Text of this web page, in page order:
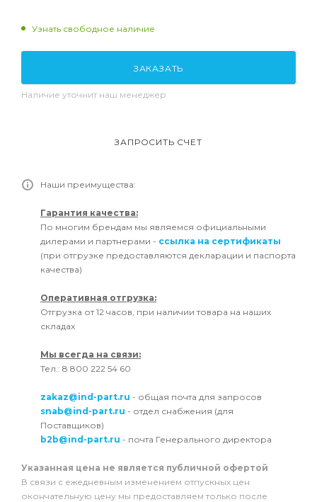
Узнать свободное наличие
ЗАКАЗАТЬ
Наличие уточнит наш менеджер
ЗАПРОСИТЬ СЧЕТ
Наши преимущества:
Гарантия качества:
По многим брендам мы являемся официальными
дилерами и партнерами - ссылка на сертификаты
(при отгрузке предоставляются декларации и паспорта
качества)
Оперативная отгрузка:
Отгрузка от 12 часов, при наличии товара на наших
складах
Мы всегда на связи:
Тел.: 8 800 222 54 60
zakaz@ind-part.ru - общая почта для запросов
snab@ind-part.ru - отдел снабжения (для
Поставщиков)
b2b@ind-part.ru - почта Генерального директора
Указанная цена не является публичной офертой
В связи с ежедневным изменением отпускных цен
окончательную цену мы предоставляем только после